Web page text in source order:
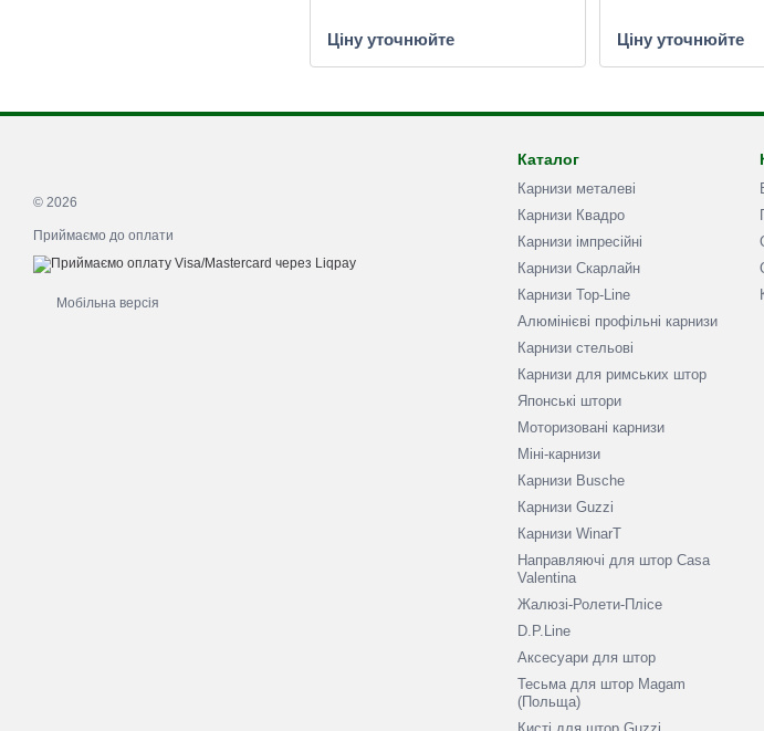
Ціну уточнюйте Ціну уточнюйте
© 2026
Приймаємо до оплати
Мобільна версія
Каталог
Карнизи металеві
Карнизи Квадро
Карнизи імпресійні
Карнизи Скарлайн
Карнизи Top-Line
Алюмінієві профільні карнизи
Карнизи стельові
Карнизи для римських штор
Японські штори
Моторизовані карнизи
Міні-карнизи
Карнизи Busche
Карнизи Guzzi
Карнизи WinarT
Направляючі для штор Casa
Valentina
Жалюзі-Ролети-Плісе
D.P.Line
Аксесуари для штор
Тесьма для штор Magam
(Польща)